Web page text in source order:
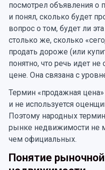
посмотрел объявления о
и понял, сколько будет
вопрос о том, будет ли
столько же, сколько
продать дороже (или
понятно, что речь идет
цене. Она связана с
Термин «продажная
и не используется
Поэтому народных
рынке недвижимости не
чем официальных.
Понятие